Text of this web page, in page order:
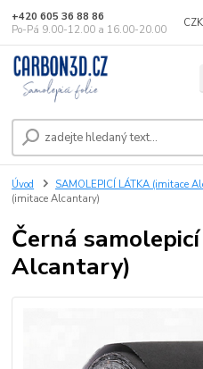
+420 605 36 88 86
Po-Pá 9.00-12.00 a 16.00-20.00
Úvod SAMOLEPICÍ LÁTKA (imitace
(imitace Alcantary)
Černá
Alcantary)